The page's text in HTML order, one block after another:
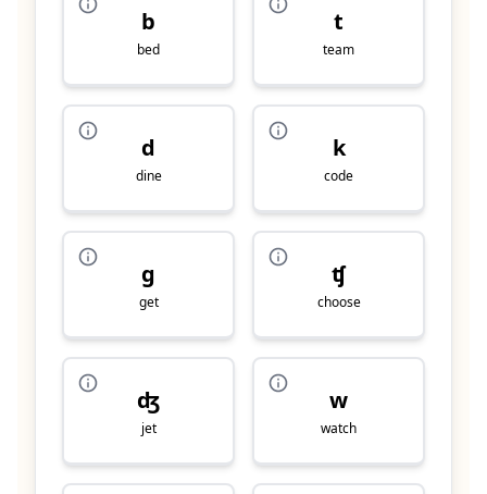
b
bed
t
team
d
dine
k
code
g
get
ʧ
choose
ʤ
jet
w
watch